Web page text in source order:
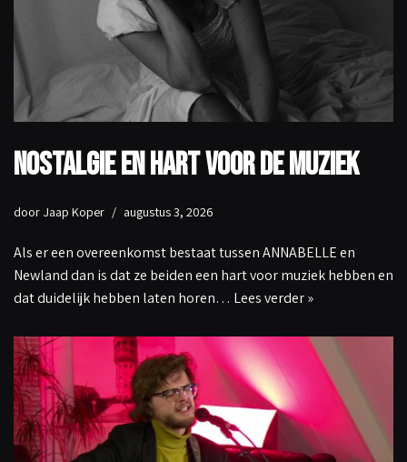
Nostalgie en hart voor de muziek
door Jaap Koper augustus 3, 2026
Als er een overeenkomst bestaat tussen ANNABELLE en
Newland dan is dat ze beiden een hart voor muziek hebben en
dat duidelijk hebben laten horen… Lees verder »